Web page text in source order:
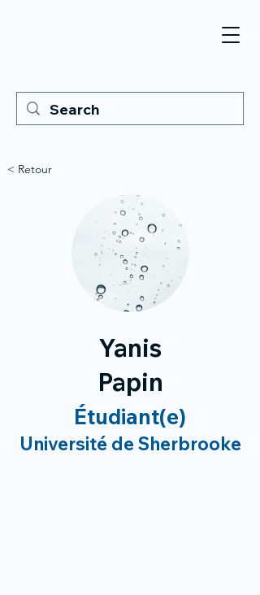
< Retour
Yanis
Papin
Étudiant(e)
Université de Sherbrooke